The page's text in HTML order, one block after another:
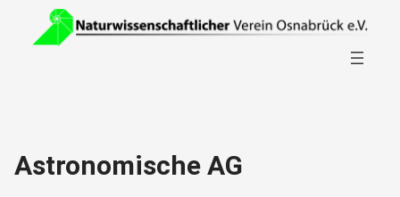
Inhalt
Astronomische AG
Search